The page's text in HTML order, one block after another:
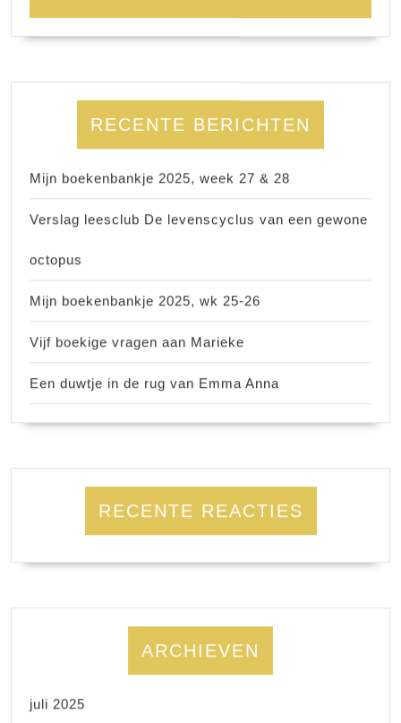
RECENTE BERICHTEN
Mijn boekenbankje 2025, week 27 & 28
Verslag leesclub De levenscyclus van een gewone
octopus
Mijn boekenbankje 2025, wk 25-26
Vijf boekige vragen aan Marieke
Een duwtje in de rug van Emma Anna
RECENTE REACTIES
ARCHIEVEN
juli 2025